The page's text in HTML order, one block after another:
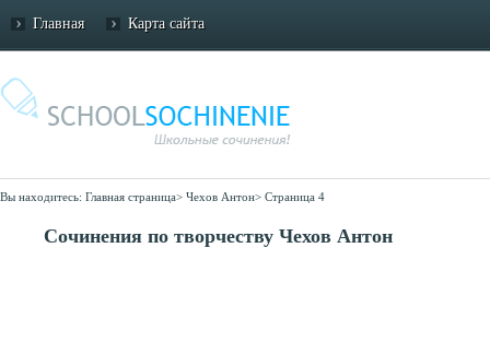
Главная Карта сайта
Вы находитесь: Главная страница> Чехов Антон> Страница 4
Сочинения по творчеству Чехов Антон